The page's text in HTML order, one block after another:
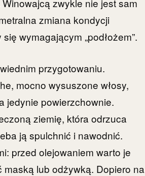
Winowajcą zwykle nie jest sam
zmiana kondycji
się wymagającym „podłożem”.
przygotowaniu.
mocno wysuszone włosy,
jedynie powierzchownie.
ziemię, która odrzuca
ją spulchnić i nawodnić.
przed olejowaniem warto je
maską lub odżywką. Dopiero na